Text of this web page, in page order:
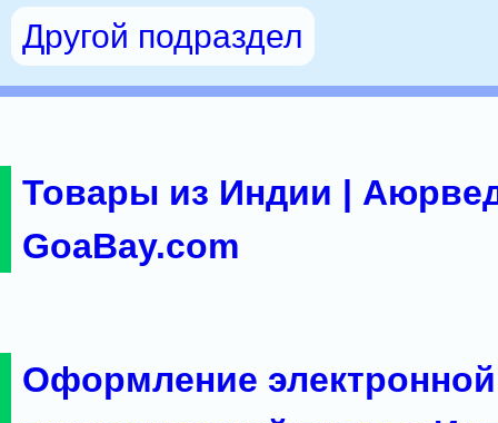
Другой подраздел
Товары из Индии |
GoaBay.com
Оформление электронной